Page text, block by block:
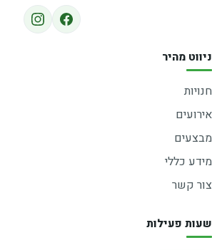
ניווט מהיר
חנויות
אירועים
מבצעים
מידע כללי
צור קשר
שעות פעילות